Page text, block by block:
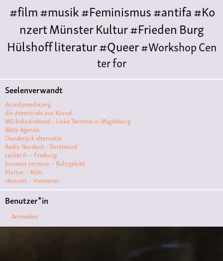
#film#musik#Feminismus#antifa#Ko
nzertMünsterKultur#FriedenBurg
Hülshoffliteratur#Queer#WorkshopCen
ter for
LiteraturePolyamoriePolytreff#liveKonzert
Polyamorietreff
MonogamieCNM
ismuskunstantisemitismus
VKqueer#Demo
ve
#film #kino #filmwerkstatt
#filmclub#Münster#BLACKBOXpunk#kino
#menschenrechte
#klima #diskussion
Seelenverwandt
de.indymedia.org
die dezentrale aus Kassel
MD linksdrehend - Linke Termine in Magdeburg
Aktie Agenda
Osnabrück alternativ
Radio Nordpol - Dortmund
tacker.fr – Freiburg
hermine termine – Ruhrgebiet
Plotter – Köln
rAuszeit – Hannover
Benutzer*in
Anmelden